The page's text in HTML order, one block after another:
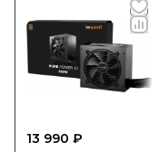
13 990 ₽